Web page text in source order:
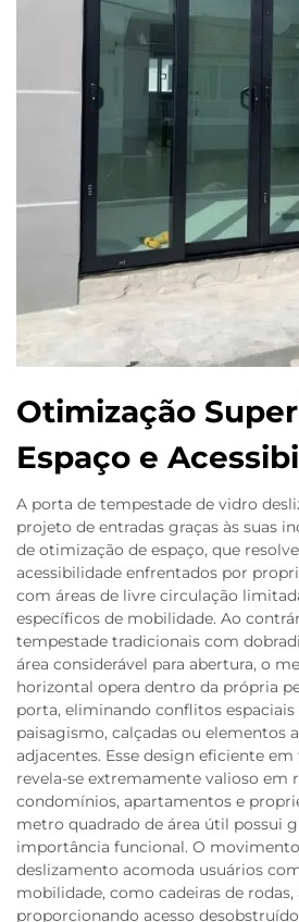
Otimização
Espaço e
A porta de tempestade de vidro
projeto de entradas graças às suas
de otimização de espaço, que
acessibilidade enfrentados por
com áreas de livre circulação
específicos de mobilidade. Ao
tempestade tradicionais com
área considerável para abertura, o
horizontal opera dentro da própria
porta, eliminando conflitos
paisagismo, calçadas ou elementos
adjacentes. Esse design eficiente
revela-se extremamente valioso em
condomínios, apartamentos e
metro quadrado de área útil possui
importância funcional. O
deslizamento acomoda usuários
mobilidade, como cadeiras de
proporcionando acesso